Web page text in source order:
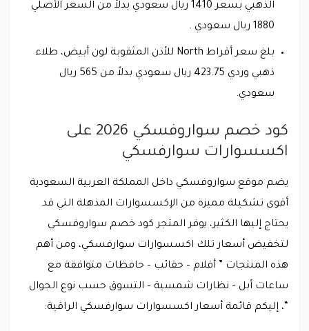
الذهبي بسعر 1410 ريال سعودي بدلاً من السعر الأصلي
1880 ريال سعودي .
بلغ سعر أقراط North للأذن المثقوبة لون أبيض، طلاء
ذهبي وردي 423.75 ريال سعودي بدلاً من 565 ريال
سعودي.
كود خصم سواروفسكي 2026 على
اكسسوارات سوارفسكي
يضم موقع سواروفسكي داخل المملكة العربية السعودية
أقوى تشكيلة مميزة من الإكسسوارات المذهلة التي قد
يحتاج إليها الكثير، يوفر المتجر كود خصم سواروفسكي
لتخفيض أسعار تلك اكسسوارات سوارفسكي، ومن أهم
هذه المنتجات ” أقلام – حقائب – حافظات متوافقة مع
ساعات أبل – نظارات شمسية – التسوق حسب نوع الجوال
“، إليكم قائمة أسعار اكسسوارات سوارفسكي الراقية: